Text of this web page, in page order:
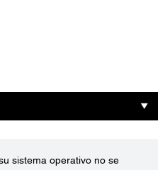
sistema operativo no se